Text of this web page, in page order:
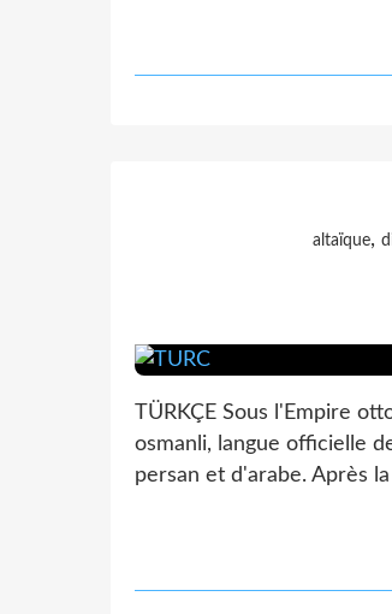
altaïque,
TÜRKÇE Sous l'Empire
osmanli, langue officielle
persan et d'arabe. Après